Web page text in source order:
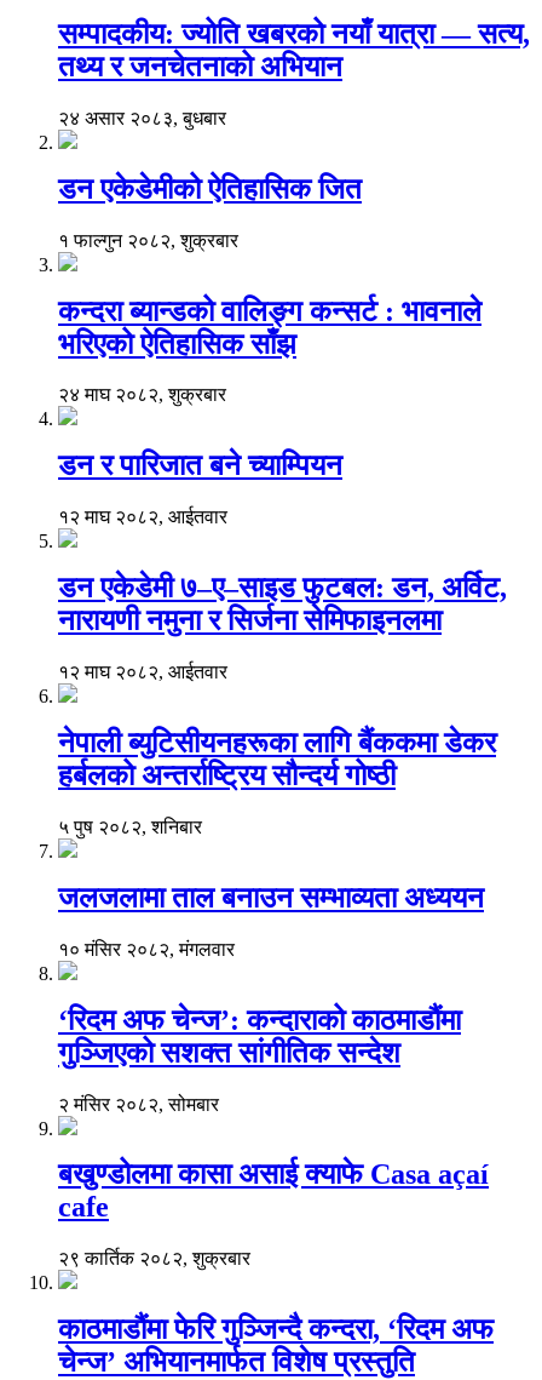
सम्पादकीय: ज्योति खबरको नयाँ यात्रा — सत्य,
तथ्य र जनचेतनाको अभियान
२४ असार २०८३, बुधबार
डन एकेडेमीको ऐतिहासिक जित
१ फाल्गुन २०८२, शुक्रबार
कन्दरा ब्यान्डको वालिङ्ग कन्सर्ट : भावनाले
भरिएको ऐतिहासिक साँझ
२४ माघ २०८२, शुक्रबार
डन र पारिजात बने च्याम्पियन
१२ माघ २०८२, आईतवार
डन एकेडेमी ७–ए–साइड फुटबल: डन, अर्विट,
नारायणी नमुना र सिर्जना सेमिफाइनलमा
१२ माघ २०८२, आईतवार
नेपाली ब्युटिसीयनहरूका लागि बैंककमा डेकर
हर्बलको अन्तर्राष्ट्रिय सौन्दर्य गोष्ठी
५ पुष २०८२, शनिबार
जलजलामा ताल बनाउन सम्भाव्यता अध्ययन
१० मंसिर २०८२, मंगलवार
‘रिदम अफ चेन्ज’: कन्दाराको काठमाडौंमा
गुञ्जिएको सशक्त सांगीतिक सन्देश
२ मंसिर २०८२, सोमबार
बखुण्डोलमा कासा असाई क्याफे Casa açaí
cafe
२९ कार्तिक २०८२, शुक्रबार
काठमाडौंमा फेरि गुञ्जिन्दै कन्दरा, ‘रिदम अफ
चेन्ज’ अभियानमार्फत विशेष प्रस्तुति